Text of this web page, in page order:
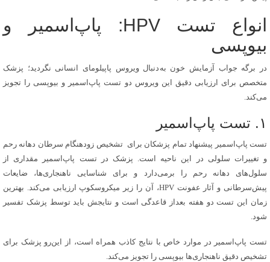
انواع تست HPV: پاپ‌اسمیر و
بیوپسی
در برگه جواب آزمایش خون به‌دنبال ویروس پاپیلومای انسانی نگردید؛ پزشک
متخصص برای ارزیابی دقیق این ویروس دو تست پاپ‌اسمیر و بیوپسی را تجویز
می‌کند.
۱. تست پاپ‌اسمیر
تست پاپ‌اسمیر پیشنهاد تمام پزشکان برای تشخیص زودهنگام سرطان دهانه رحم
و تغییرات سلولی در این ناحیه است. پزشک در تست پاپ‌اسمیر مقداری از
سلول‌های دهانه رحم را برمی‌دارد و برای شناسایی ناهنجاری‌ها، ضایعات
پیش‌سرطانی و آثار عفونت HPV، آن را زیر میکروسکوپ ارزیابی می‌کند. بهترین
زمان این تست دو هفته بعداز قاعدگی است و نتایجش باید توسط پزشک تفسیر
شود.
تست پاپ‌اسمیر در موارد خاص با نتایج کاذب همراه است، از این‌رو پزشک برای
تشخیص دقیق‌ ناهنجاری‌ها بیوپسی را تجویز می‌کند.